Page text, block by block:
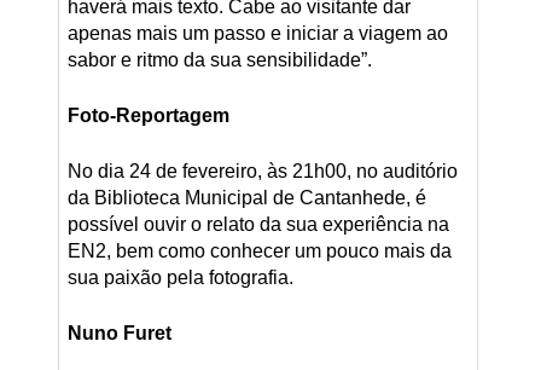
haverá mais texto. Cabe ao visitante dar
apenas mais um passo e iniciar a viagem ao
sabor e ritmo da sua sensibilidade”.
Foto-Reportagem
No dia 24 de fevereiro, às 21h00, no auditório
da Biblioteca Municipal de Cantanhede, é
possível ouvir o relato da sua experiência na
EN2, bem como conhecer um pouco mais da
sua paixão pela fotografia.
Nuno Furet